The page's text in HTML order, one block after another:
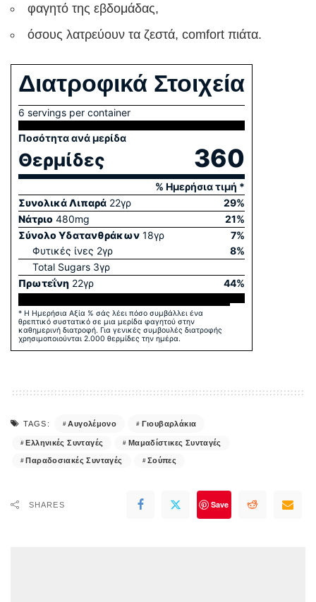
φαγητό της εβδομάδας,
όσους λατρεύουν τα ζεστά, comfort πιάτα.
Διατροφικά Στοιχεία
6 servings per container
Ποσότητα ανά μερίδα
Θερμίδες 360
% Ημερήσια τιμή *
Συνολικά Λιπαρά 22γρ 29%
Νάτριο 480mg 21%
Σύνολο Yδατανθράκων 18γρ 7%
Φυτικές ίνες 2γρ 8%
Total Sugars 3γρ
Πρωτεΐνη 22γρ 44%
* Η Ημερήσια Αξία % σάς λέει πόσο συμβάλλει ένα
θρεπτικό συστατικό σε μια μερίδα φαγητού στην
καθημερινή διατροφή. Για γενικές συμβουλές διατροφής
χρησιμοποιούνται 2.000 θερμίδες την ημέρα.
TAGS: Αυγολέμονο Γιουβαρλάκια
Ελληνικές Συνταγές Μαμαδίστικες Συνταγές
Παραδοσιακές Συνταγές Σούπες
SHARES Save